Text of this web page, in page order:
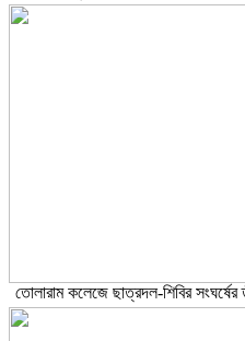
তোলারাম কলেজে ছাত্রদল-শিবির সংঘর্ষের